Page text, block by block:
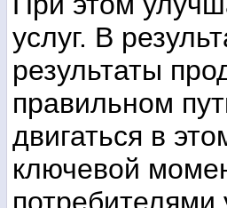
услуг. В
результаты
правильном
двигаться в
ключевой